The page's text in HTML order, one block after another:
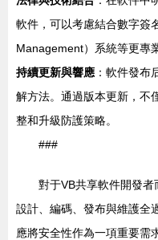
軟件，可以考慮結合數字簽
Management）系統等更專
持續更新與響應 ：軟件發布
解方法。通過版本更新，不
整和升級防護策略。
###
對于VB共享軟件開發
設計、編碼、發布與維護全
應將安全性作為一項重要需